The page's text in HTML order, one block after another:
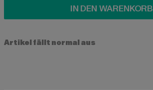
IN DEN WARENKORB
Artikel fällt normal aus